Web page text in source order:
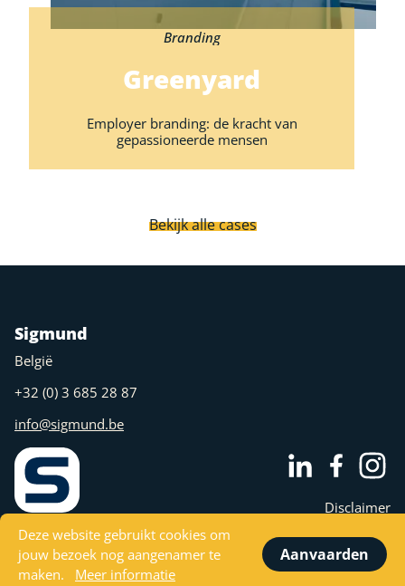
Deze website gebruikt cookies om
jouw bezoek nog aangenamer te
maken.
Meer informatie
Aanvaarden
Branding
Greenyard
Employer branding: de kracht van
gepassioneerde mensen
Bekijk alle cases
Sigmund
België
+32 (0) 3 685 28 87
info@sigmund.be
Sigmund is a Juny nv brand.
Disclaimer
Cookies